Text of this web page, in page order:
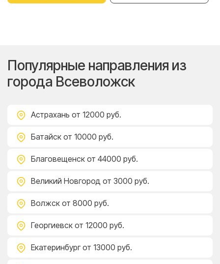
Популярные направления из
города Всеволожск
Астрахань от 12000 руб.
Батайск от 10000 руб.
Благовещенск от 44000 руб.
Великий Новгород от 3000 руб.
Волжск от 8000 руб.
Георгиевск от 12000 руб.
Екатеринбург от 13000 руб.